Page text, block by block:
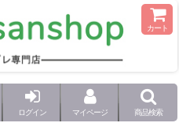
カート
ログイン マイページ 商品検索